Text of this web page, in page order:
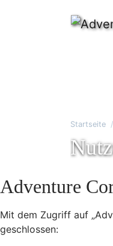
Startseite
Adventure
Mit dem Zugriff auf
geschlossen: